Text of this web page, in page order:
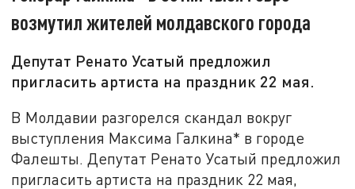
возмутил жителей молдавского города
Депутат Ренато Усатый предложил
пригласить артиста на праздник 22 мая.
В Молдавии разгорелся скандал вокруг
выступления Максима Галкина* в городе
Фалешты. Депутат Ренато Усатый предложил
пригласить артиста на праздник 22 мая,